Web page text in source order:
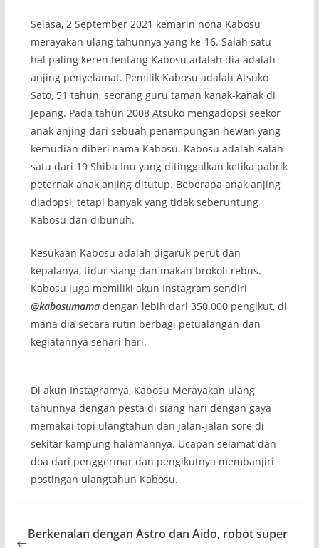
Selasa, 2 September 2021 kemarin nona Kabosu
merayakan ulang tahunnya yang ke-16. Salah satu
hal paling keren tentang Kabosu adalah dia adalah
anjing penyelamat. Pemilik Kabosu adalah Atsuko
Sato, 51 tahun, seorang guru taman kanak-kanak di
Jepang. Pada tahun 2008 Atsuko mengadopsi seekor
anak anjing dari sebuah penampungan hewan yang
kemudian diberi nama Kabosu. Kabosu adalah salah
satu dari 19 Shiba Inu yang ditinggalkan ketika pabrik
peternak anak anjing ditutup. Beberapa anak anjing
diadopsi, tetapi banyak yang tidak seberuntung
Kabosu dan dibunuh.
Kesukaan Kabosu adalah digaruk perut dan
kepalanya, tidur siang dan makan brokoli rebus.
Kabosu juga memiliki akun Instagram sendiri
@kabosumamadengan lebih dari 350.000 pengikut, di
mana dia secara rutin berbagi petualangan dan
kegiatannya sehari-hari.
Di akun Instagramya, Kabosu Merayakan ulang
tahunnya dengan pesta di siang hari dengan gaya
memakai topi ulangtahun dan jalan-jalan sore di
sekitar kampung halamannya. Ucapan selamat dan
doa dari penggermar dan pengikutnya membanjiri
postingan ulangtahun Kabosu.
Berkenalan dengan Astro dan Aido, robot super